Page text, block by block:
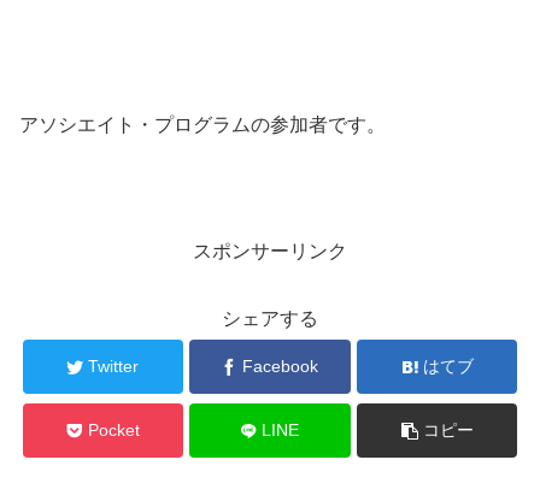
アソシエイト・プログラムの参加者です。
スポンサーリンク
シェアする
Twitter Facebook はてブ
Pocket LINE コピー